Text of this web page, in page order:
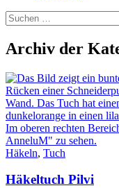
Suchen
nach:
Archiv der
Häkeln, Tuch
Häkeltuch Pilvi